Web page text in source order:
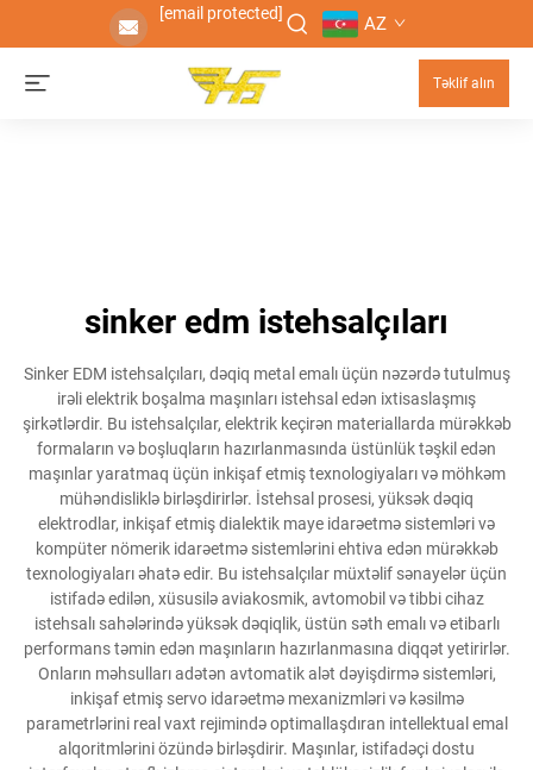
[email protected] AZ
Təklif alın
sinker edm istehsalçıları
Sinker EDM istehsalçıları, dəqiq metal emalı üçün nəzərdə tutulmuş
irəli elektrik boşalma maşınları istehsal edən ixtisaslaşmış
şirkətlərdir. Bu istehsalçılar, elektrik keçirən materiallarda mürəkkəb
formaların və boşluqların hazırlanmasında üstünlük təşkil edən
maşınlar yaratmaq üçün inkişaf etmiş texnologiyaları və möhkəm
mühəndisliklə birləşdirirlər. İstehsal prosesi, yüksək dəqiq
elektrodlar, inkişaf etmiş dialektik maye idarəetmə sistemləri və
kompüter nömerik idarəetmə sistemlərini ehtiva edən mürəkkəb
texnologiyaları əhatə edir. Bu istehsalçılar müxtəlif sənayelər üçün
istifadə edilən, xüsusilə aviakosmik, avtomobil və tibbi cihaz
istehsalı sahələrində yüksək dəqiqlik, üstün səth emalı və etibarlı
performans təmin edən maşınların hazırlanmasına diqqət yetirirlər.
Onların məhsulları adətən avtomatik alət dəyişdirmə sistemləri,
inkişaf etmiş servo idarəetmə mexanizmləri və kəsilmə
parametrlərini real vaxt rejimində optimallaşdıran intellektual emal
alqoritmlərini özündə birləşdirir. Maşınlar, istifadəçi dostu